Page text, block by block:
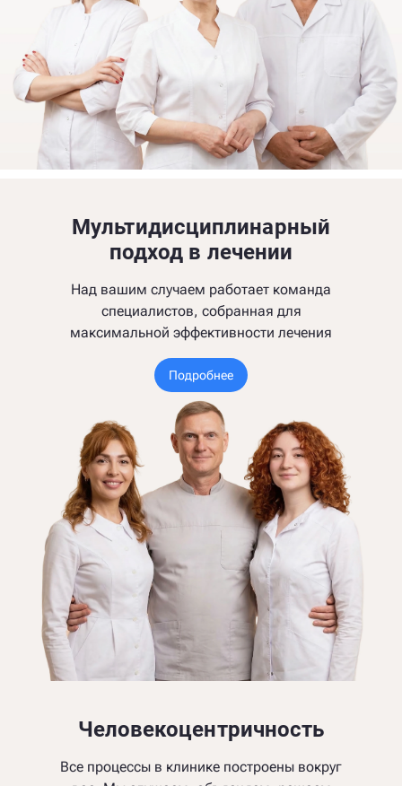
Мультидисциплинарный
подход в лечении
Над вашим случаем работает команда
специалистов, собранная для
максимальной эффективности лечения
Подробнее
Человекоцентричность
Все процессы в клинике построены вокруг